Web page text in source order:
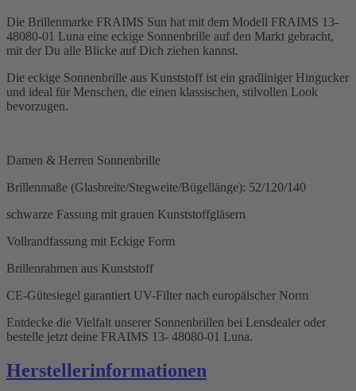
Die Brillenmarke FRAIMS Sun hat mit dem Modell FRAIMS 13-
48080-01 Luna eine eckige Sonnenbrille auf den Markt gebracht,
mit der Du alle Blicke auf Dich ziehen kannst.
Die eckige Sonnenbrille aus Kunststoff ist ein gradliniger Hingucker
und ideal für Menschen, die einen klassischen, stilvollen Look
bevorzugen.
Damen & Herren Sonnenbrille
Brillenmaße (Glasbreite/Stegweite/Bügellänge): 52/120/140
schwarze Fassung mit grauen Kunststoffgläsern
Vollrandfassung mit Eckige Form
Brillenrahmen aus Kunststoff
CE-Gütesiegel garantiert UV-Filter nach europäischer Norm
Entdecke die Vielfalt unserer Sonnenbrillen bei Lensdealer oder
bestelle jetzt deine FRAIMS 13- 48080-01 Luna.
Herstellerinformationen